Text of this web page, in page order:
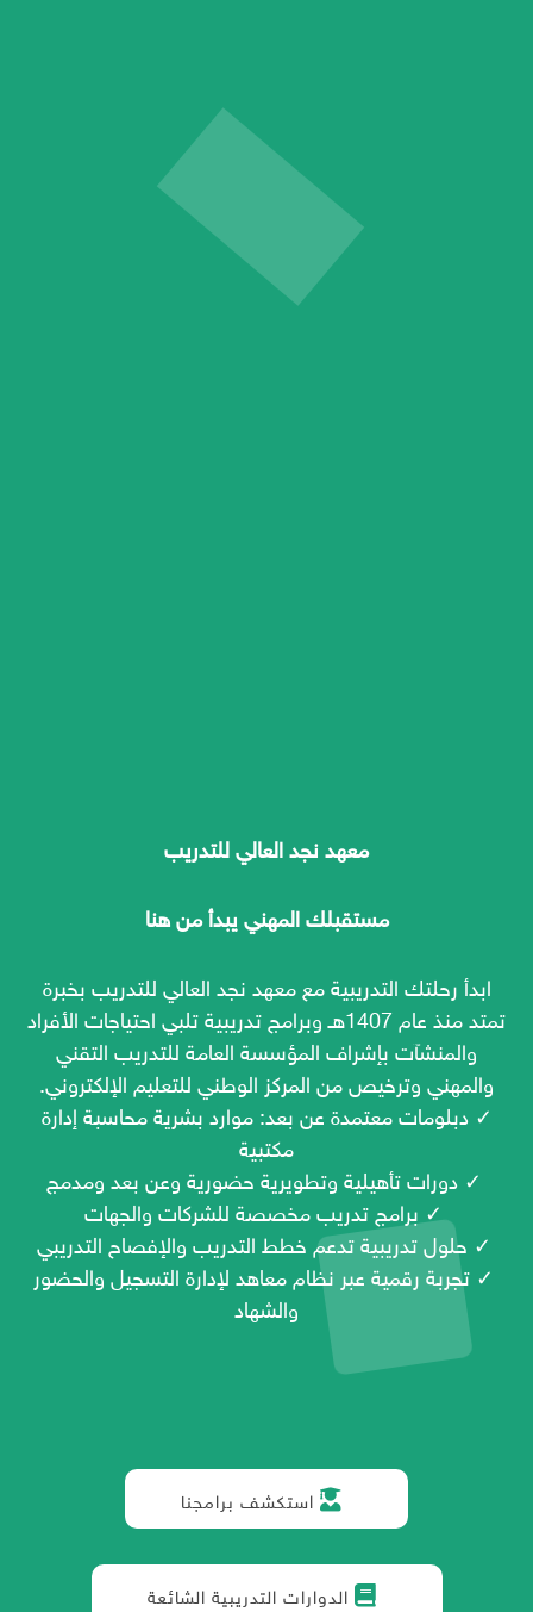
معهد نجد العالي للتدريب
مستقبلك المهني يبدأ من هنا
ابدأ رحلتك التدريبية مع معهد نجد العالي للتدريب بخبرة
تمتد منذ عام 1407هـ وبرامج تدريبية تلبي احتياجات الأفراد
والمنشآت بإشراف المؤسسة العامة للتدريب التقني
والمهني وترخيص من المركز الوطني للتعليم الإلكتروني.
✓ دبلومات معتمدة عن بعد: موارد بشرية محاسبة إدارة
مكتبية
✓ دورات تأهيلية وتطويرية حضورية وعن بعد ومدمج
✓ برامج تدريب مخصصة للشركات والجهات
✓ حلول تدريبية تدعم خطط التدريب والإفصاح التدريبي
✓ تجربة رقمية عبر نظام معاهد لإدارة التسجيل والحضور
والشهاد
استكشف برامجنا
الدوارات التدريبية الشائعة